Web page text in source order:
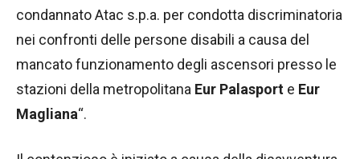
condannato Atac s.p.a. per condotta discriminatoria
nei confronti delle persone disabili a causa del
mancato funzionamento degli ascensori presso le
stazioni della metropolitana Eur Palasport e Eur
Magliana“.